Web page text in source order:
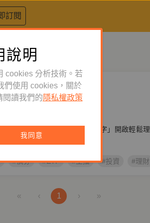
訂閱
節目 投資理財
播的13個理財關鍵字
商品到金融趨勢，用「時事關鍵字」開啟輕鬆理
一步！
#債券 #ETF #主播 #投資 #理財
« ‹ 1 › »
說明
cookies 分析技術。若
們使用 cookies，關於
閱讀我們的 隱私權政策
我同意